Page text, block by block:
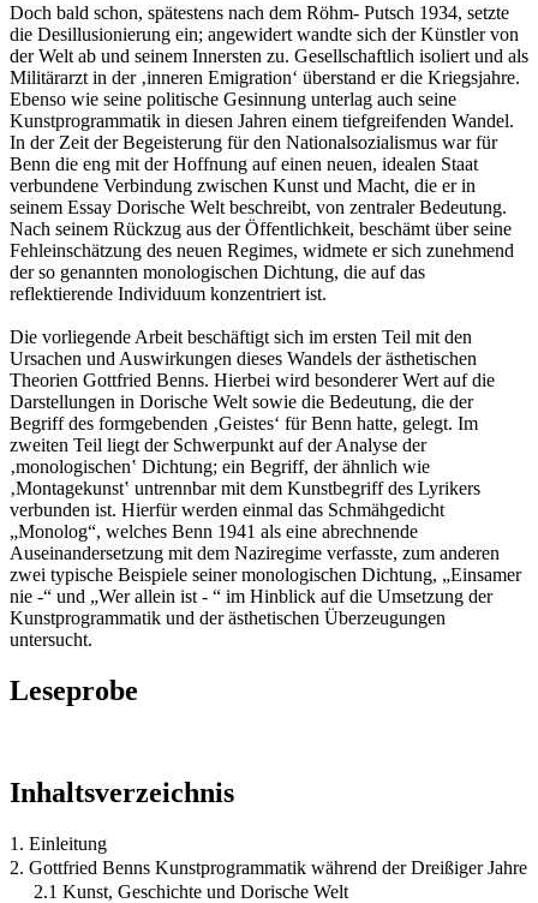
Doch bald schon, spätestens nach dem Röhm- Putsch 1934, setzte
die Desillusionierung ein; angewidert wandte sich der Künstler von
der Welt ab und seinem Innersten zu. Gesellschaftlich isoliert und als
Militärarzt in der ‚inneren Emigration‘ überstand er die Kriegsjahre.
Ebenso wie seine politische Gesinnung unterlag auch seine
Kunstprogrammatik in diesen Jahren einem tiefgreifenden Wandel.
In der Zeit der Begeisterung für den Nationalsozialismus war für
Benn die eng mit der Hoffnung auf einen neuen, idealen Staat
verbundene Verbindung zwischen Kunst und Macht, die er in
seinem Essay Dorische Welt beschreibt, von zentraler Bedeutung.
Nach seinem Rückzug aus der Öffentlichkeit, beschämt über seine
Fehleinschätzung des neuen Regimes, widmete er sich zunehmend
der so genannten monologischen Dichtung, die auf das
reflektierende Individuum konzentriert ist.
Die vorliegende Arbeit beschäftigt sich im ersten Teil mit den
Ursachen und Auswirkungen dieses Wandels der ästhetischen
Theorien Gottfried Benns. Hierbei wird besonderer Wert auf die
Darstellungen in Dorische Welt sowie die Bedeutung, die der
Begriff des formgebenden ‚Geistes‘ für Benn hatte, gelegt. Im
zweiten Teil liegt der Schwerpunkt auf der Analyse der
‚monologischen‛ Dichtung; ein Begriff, der ähnlich wie
‚Montagekunst‛ untrennbar mit dem Kunstbegriff des Lyrikers
verbunden ist. Hierfür werden einmal das Schmähgedicht
„Monolog“, welches Benn 1941 als eine abrechnende
Auseinandersetzung mit dem Naziregime verfasste, zum anderen
zwei typische Beispiele seiner monologischen Dichtung, „Einsamer
nie -“ und „Wer allein ist - “ im Hinblick auf die Umsetzung der
Kunstprogrammatik und der ästhetischen Überzeugungen
untersucht.
Leseprobe
Inhaltsverzeichnis
1. Einleitung
2. Gottfried Benns Kunstprogrammatik während der Dreißiger Jahre
2.1 Kunst, Geschichte und Dorische Welt